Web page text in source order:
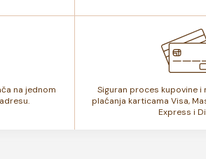
na jednom
Siguran proces kupovine
plaćanja karticama Visa,
Express i